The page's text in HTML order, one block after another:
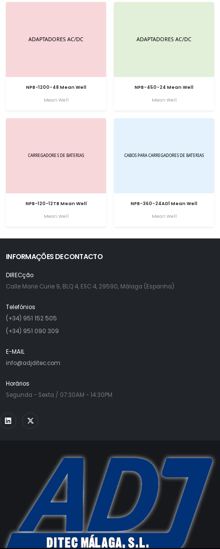
NPB-1200-48 Mean Well
Mean Well
NPB-450-24 Mean Well
Mean Well
NPB-120-12TB Mean Well
Mean Well
NPB-360-24AD1 Mean Well
Mean Well
INFORMAÇÕES DE CONTACTO
DIRECção
Calle Marie Curie 9, BLQ 4, ESC 4, 29590, Málaga (Espanha)
Telefónios
(+34) 951 152 505
(+34) 951 090 309
E-MAIL
info@adjditec.com
Horários
Segunda - Sexta / 07:30AM - 14:30PM